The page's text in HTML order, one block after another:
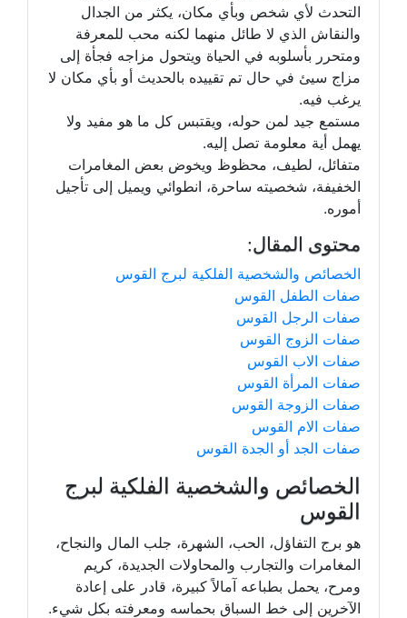
التحدث لأي شخص وبأي مكان، يكثر من الجدال
والنقاش الذي لا طائل منهما لكنه محب للمعرفة
ومتحرر بأسلوبه في الحياة ويتحول مزاجه فجأة إلى
مزاج سيئ في حال تم تقييده بالحديث أو بأي مكان لا
يرغب فيه.
مستمع جيد لمن حوله، ويقتبس كل ما هو مفيد ولا
يهمل أية معلومة تصل إليه.
متفائل، لطيف، محظوظ ويخوض بعض المغامرات
الخفيفة، شخصيته ساحرة، انطوائي ويميل إلى تأجيل
أموره.
محتوى المقال:
الخصائص والشخصية الفلكية لبرج القوس
صفات الطفل القوس
صفات الرجل القوس
صفات الزوج القوس
صفات الاب القوس
صفات المرأة القوس
صفات الزوجة القوس
صفات الام القوس
صفات الجد أو الجدة القوس
الخصائص والشخصية الفلكية لبرج
القوس
هو برج التفاؤل، الحب، الشهرة، جلب المال والنجاح،
المغامرات والتجارب والمحاولات الجديدة، كريم
ومرح، يحمل بطباعه آمالاً كبيرة، قادر على إعادة
الآخرين إلى خط السباق بحماسه ومعرفته بكل شيء.